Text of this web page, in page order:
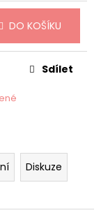
DO KOŠÍKU
Sdílet
Diskuze